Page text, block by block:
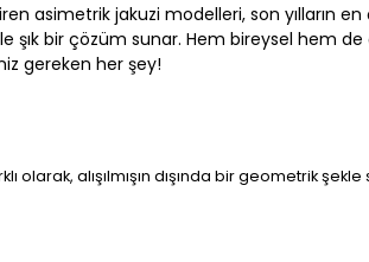
asimetrik jakuzi modelleri, son yılların
şık bir çözüm sunar. Hem bireysel hem
gereken her şey!
alışılmışın dışında bir geometrik